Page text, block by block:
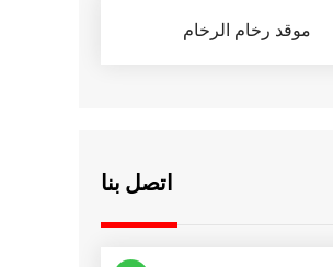
موقد رخام الرخام
اتصل بنا